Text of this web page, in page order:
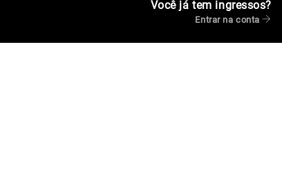
Você já tem ingressos?
Entrar na conta